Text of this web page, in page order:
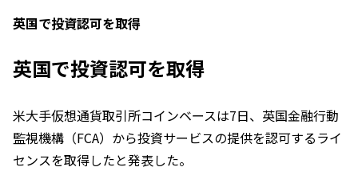
英国で投資認可を取得
英国で投資認可を取得
米大手仮想通貨取引所コインベースは7日、英国金融行動
監視機構（FCA）から投資サービスの提供を認可するライ
センスを取得したと発表した。